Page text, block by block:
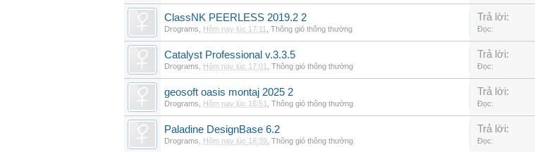
ClassNK PEERLESS 2019.2 2
Drograms Hôm nay lúc 17:11 Thông gió thông thường
Trả lời:
Đọc:
Catalyst Professional v.3.3.5
Drograms Hôm nay lúc 17:01 Thông gió thông thường
Trả lời:
Đọc:
geosoft oasis montaj 2025 2
Drograms Hôm nay lúc 16:51 Thông gió thông thường
Trả lời:
Đọc:
Paladine DesignBase 6.2
Drograms Hôm nay lúc 16:39 Thông gió thông thường
Trả lời:
Đọc: